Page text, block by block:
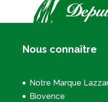
Nous connaître
Notre Marque
Biovence